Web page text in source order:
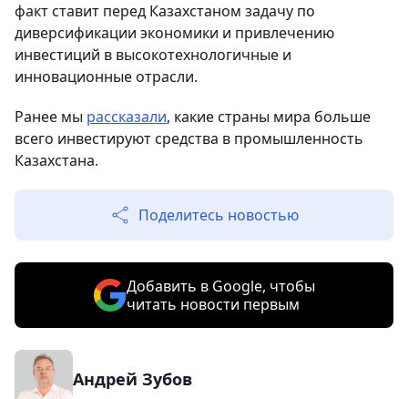
факт ставит перед Казахстаном задачу по
диверсификации экономики и привлечению
инвестиций в высокотехнологичные и
инновационные отрасли.
Ранее мы рассказали, какие страны мира больше
всего инвестируют средства в промышленность
Казахстана.
Поделитесь новостью
Добавить в Google, чтобы
читать новости первым
Андрей Зубов